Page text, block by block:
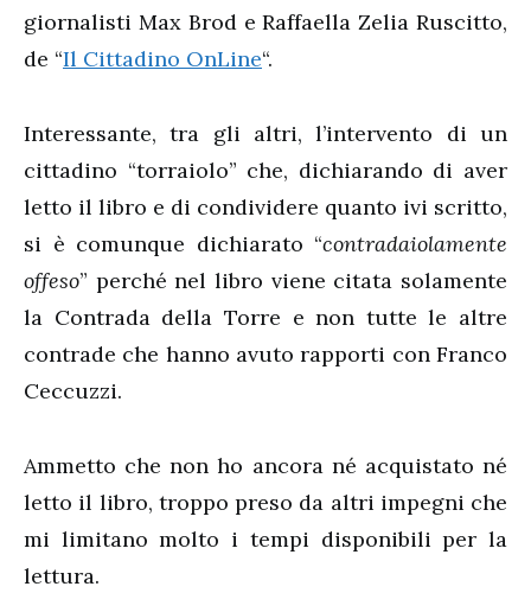
giornalisti Max Brod e Raffaella Zelia Ruscitto,
de “Il Cittadino OnLine“.
Interessante, tra gli altri, l’intervento di un
cittadino “torraiolo” che, dichiarando di aver
letto il libro e di condividere quanto ivi scritto,
si è comunque dichiarato “contradaiolamente
offeso” perché nel libro viene citata solamente
la Contrada della Torre e non tutte le altre
contrade che hanno avuto rapporti con Franco
Ceccuzzi.
Ammetto che non ho ancora né acquistato né
letto il libro, troppo preso da altri impegni che
mi limitano molto i tempi disponibili per la
lettura.